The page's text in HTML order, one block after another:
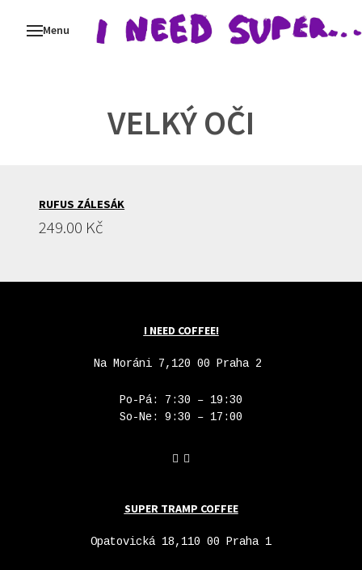
Menu
VELKÝ OČI
RUFUS ZÁLESÁK
Cena:
249.00 Kč
I NEED COFFEE!
Na Moráni 7,120 00 Praha 2
Po-Pá: 7:30 – 19:30
So-Ne: 9:30 – 17:00
SUPER TRAMP COFFEE
Opatovická 18,110 00 Praha 1